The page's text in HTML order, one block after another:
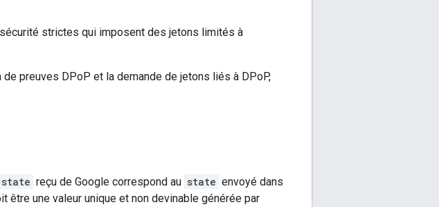
strictes qui imposent des jetons limités à
preuves DPoP et la demande de jetons liés à DPoP,
state reçu de Google correspond au state envoyé dans
être une valeur unique et non devinable générée par